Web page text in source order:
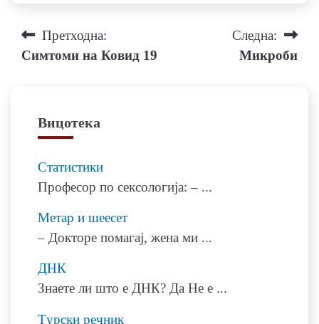
Навигација
Претходна:
Симтоми на Ковид 19
Следна:
Микроби
Вицотека
Статистики
Професор по сексологија: – ...
Метар и шеесет
– Докторе помагај, жена ми ...
ДНК
Знаете ли што е ДНК? Да Не е ...
Tурски речник